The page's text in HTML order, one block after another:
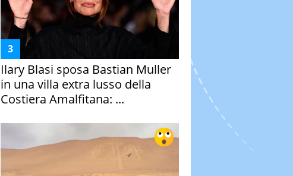
Ilary Blasi sposa Bastian Muller
in una villa extra lusso della
Costiera Amalfitana: ...